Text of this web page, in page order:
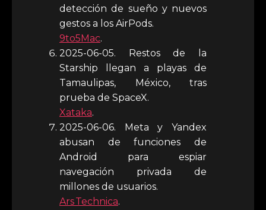
detección de sueño y nuevos
gestos a los AirPods.
9to5Mac.
2025-06-05. Restos de la
Starship llegan a playas de
Tamaulipas, México, tras
prueba de SpaceX.
Xataka.
2025-06-06. Meta y Yandex
abusan de funciones de
Android para espiar
navegación privada de
millones de usuarios.
Ars Technica.